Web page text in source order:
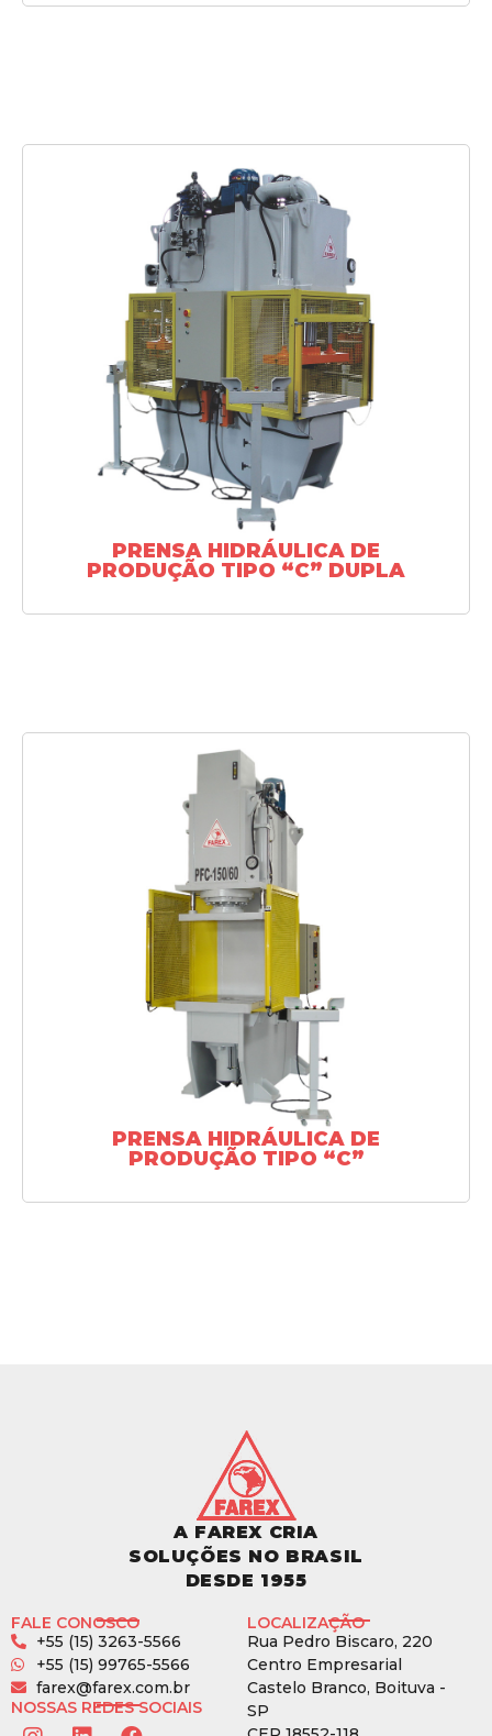
SAIBA MAIS
PRENSA HIDRÁULICA DE
PRODUÇÃO TIPO “C” DUPLA
SAIBA MAIS
PRENSA HIDRÁULICA DE
PRODUÇÃO TIPO “C”
A FAREX CRIA
SOLUÇÕES NO BRASIL
DESDE 1955
FALE CONOSCO
+55 (15) 3263-5566
+55 (15) 99765-5566
farex@farex.com.br
NOSSAS REDES SOCIAIS
LOCALIZAÇÃO
Rua Pedro Biscaro, 220
Centro Empresarial
Castelo Branco, Boituva -
SP